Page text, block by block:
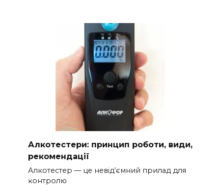
Алкотестери: принцип роботи, види,
рекомендації
Алкотестер — це невід’ємний прилад для
контролю